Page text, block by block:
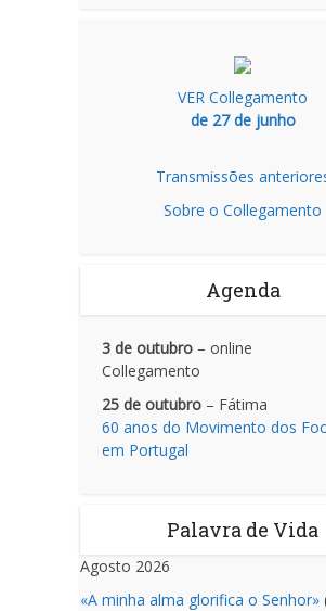
VER Collegamento
de 27 de junho
Transmissões
Sobre o Collegamento
Agenda
3 de outubro – online
Collegamento
25 de outubro – Fátima
60 anos do Movimento dos
em Portugal
Palavra de Vida
Agosto 2026
«A minha alma glorifica o Senhor»